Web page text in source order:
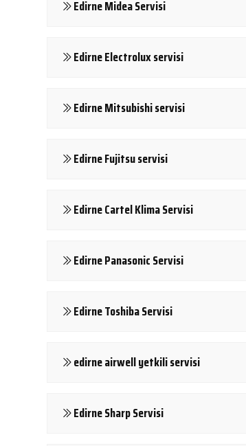
Edirne Midea Servisi
Edirne Electrolux servisi
Edirne Mitsubishi servisi
Edirne Fujitsu servisi
Edirne Cartel Klima Servisi
Edirne Panasonic Servisi
Edirne Toshiba Servisi
edirne airwell yetkili servisi
Edirne Sharp Servisi